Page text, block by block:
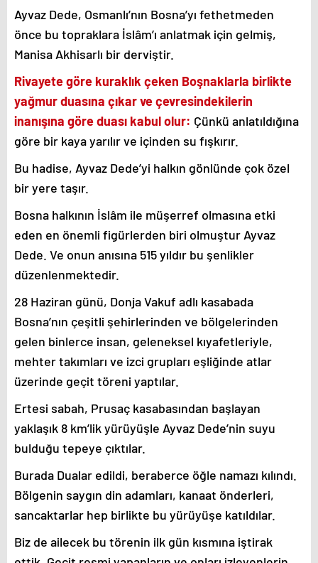
Ayvaz Dede, Osmanlı’nın Bosna’yı fethetmeden
önce bu topraklara İslâm’ı anlatmak için gelmiş,
Manisa Akhisarlı bir derviştir.
Rivayete göre kuraklık çeken Boşnaklarla birlikte
yağmur duasına çıkar ve çevresindekilerin
inanışına göre duası kabul olur: Çünkü anlatıldığına
göre bir kaya yarılır ve içinden su fışkırır.
Bu hadise, Ayvaz Dede’yi halkın gönlünde çok özel
bir yere taşır.
Bosna halkının İslâm ile müşerref olmasına etki
eden en önemli figürlerden biri olmuştur Ayvaz
Dede. Ve onun anısına 515 yıldır bu şenlikler
düzenlenmektedir.
28 Haziran günü, Donja Vakuf adlı kasabada
Bosna’nın çeşitli şehirlerinden ve bölgelerinden
gelen binlerce insan, geleneksel kıyafetleriyle,
mehter takımları ve izci grupları eşliğinde atlar
üzerinde geçit töreni yaptılar.
Ertesi sabah, Prusaç kasabasından başlayan
yaklaşık 8 km’lik yürüyüşle Ayvaz Dede’nin suyu
bulduğu tepeye çıktılar.
Burada Dualar edildi, beraberce öğle namazı kılındı.
Bölgenin saygın din adamları, kanaat önderleri,
sancaktarlar hep birlikte bu yürüyüşe katıldılar.
Biz de ailecek bu törenin ilk gün kısmına iştirak